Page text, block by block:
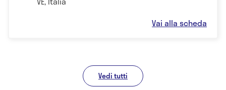
Vai alla scheda
Vedi tutti